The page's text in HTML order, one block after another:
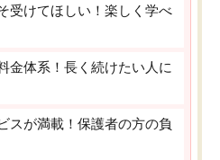
受けてほしい！楽しく学べ
金体系！長く続けたい人に
スが満載！保護者の方の負